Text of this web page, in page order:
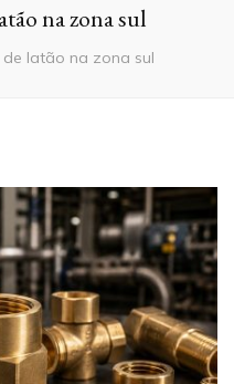
na zona sul
de latão na zona sul